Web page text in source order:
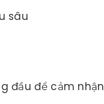
sâu
đầu để cảm nhận